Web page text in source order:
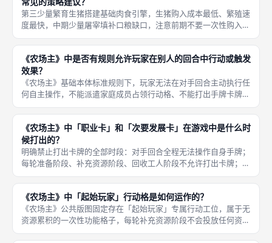
第三少量繁育生猪搭建基础肉食引擎，生猪购入成本最低、繁殖速
度最快，中期少量屠宰填补口粮缺口，注意前期不要一次性购入大
量家畜，避免购入阶段消耗库存食物加剧前期缺口；第四优先打出
降低食物消耗的职业卡，部分强力职业可让新生儿、成年家人口粮
消耗减半
《农场主》中是否有规则允许玩家在别人的回合中行动或触发
效果？
《农场主》基础本体标准规则下，玩家无法在对手回合主动执行任
何自主操作，不能派遣家庭成员占领行动格、不能打出手牌卡牌、
不能主动开垦、屠宰、扩建建筑，所有主动行动仅能在自身回合行
动阶段消耗工人、行动名额完成；但部分职业卡、次要发展卡携带
被动触发
《农场主》中「职业卡」和「次要发展卡」在游戏中是什么时
候打出的？
明确禁止打出卡牌的全部时段：对手回合全程无法操作自身手牌；
每轮准备阶段、补充资源阶段、回收工人阶段不允许打出卡牌；六
次独立收获阶段（收割、喂养、繁殖三步结算全程）封锁卡牌操
作，不能临时打出减食物消耗、增作物卡牌弥补本次口粮缺口；玩
家无法在同
《农场主》中「起始玩家」行动格是如何运作的？
《农场主》公共版图固定存在「起始玩家」专属行动工位，属于无
资源累积的一次性功能格子，每轮补充资源阶段不会投放任何资
源，完整运作规则标准化：玩家在自身行动阶段派遣工人占领该空